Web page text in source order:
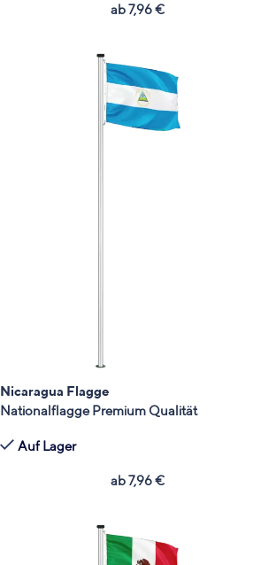
ab7,96€
Nicaragua Flagge
Nationalflagge Premium Qualität
Auf Lager
ab7,96€